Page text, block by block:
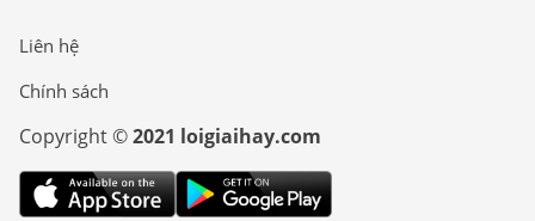
Liên hệ
Chính sách
Copyright ©2021 loigiaihay.com